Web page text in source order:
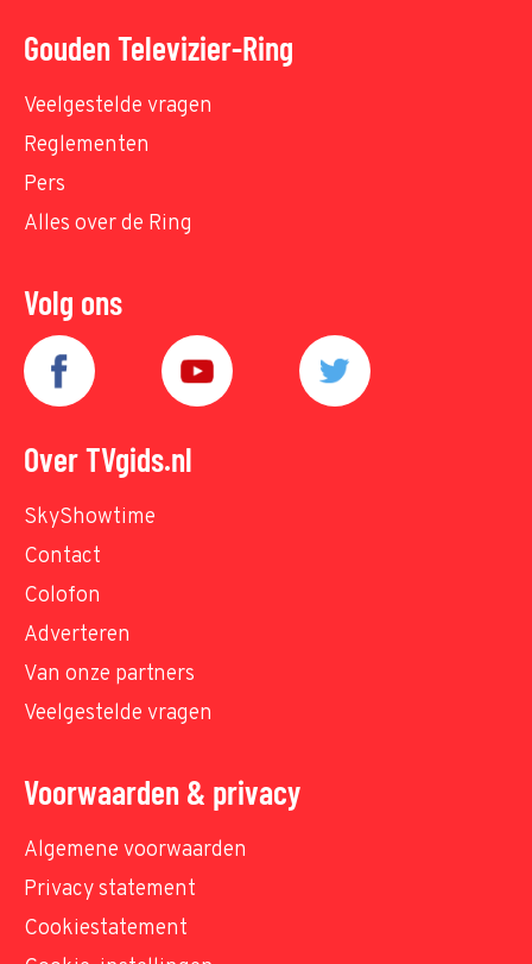
Gouden Televizier-Ring
Veelgestelde vragen
Reglementen
Pers
Alles over de Ring
Volg ons
Over TVgids.nl
SkyShowtime
Contact
Colofon
Adverteren
Van onze partners
Veelgestelde vragen
Voorwaarden & privacy
Algemene voorwaarden
Privacy statement
Cookiestatement